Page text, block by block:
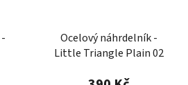
Ocelový náhrdelník -
Little Triangle Plain 02